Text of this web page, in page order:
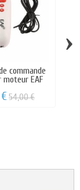
commande
moteur EAF
54,00 €
›